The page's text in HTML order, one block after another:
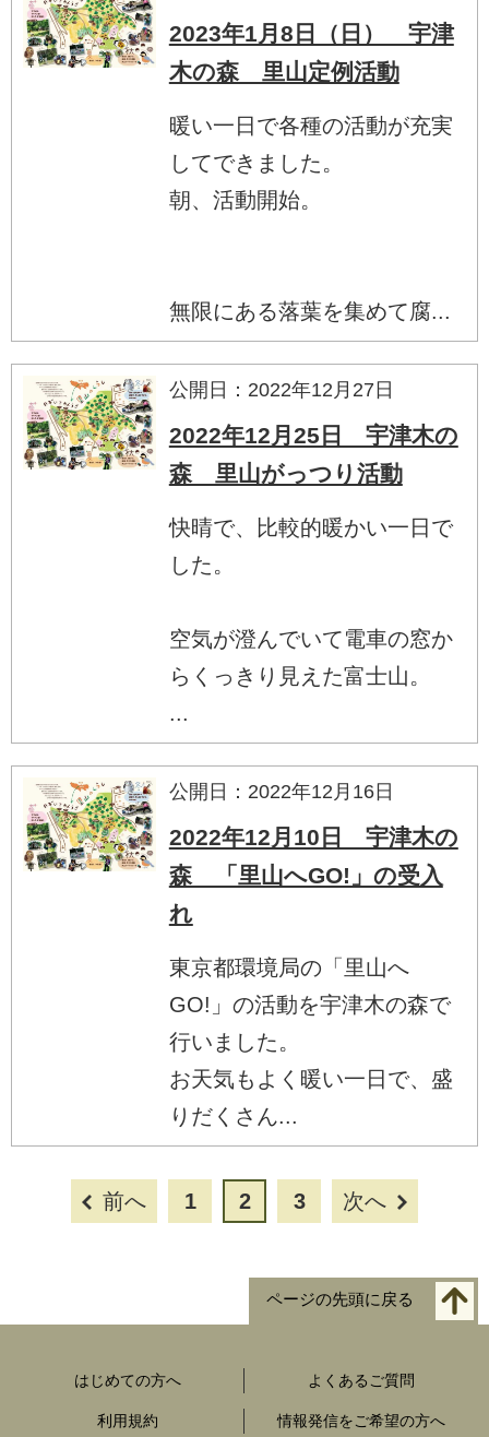
2023年1月8日（日） 宇津
木の森 里山定例活動
暖い一日で各種の活動が充実
してできました。
朝、活動開始。
無限にある落葉を集めて腐...
公開日：2022年12月27日
2022年12月25日 宇津木の
森 里山がっつり活動
快晴で、比較的暖かい一日で
した。
空気が澄んでいて電車の窓か
らくっきり見えた富士山。
...
公開日：2022年12月16日
2022年12月10日 宇津木の
森 「里山へGO!」の受入
れ
東京都環境局の「里山へ
GO!」の活動を宇津木の森で
行いました。
お天気もよく暖い一日で、盛
りだくさん...
前へ 1 2 3 次へ
ページの先頭に戻る
はじめての方へ よくあるご質問
利用規約 情報発信をご希望の方へ